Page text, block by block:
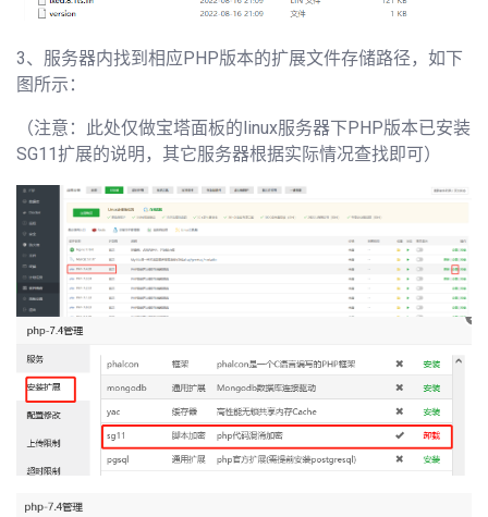
3、服务器内找到相应PHP版本的扩展文件存储路径，如下
图所示：
（注意：此处仅做宝塔面板的linux服务器下PHP版本已安装
SG11扩展的说明，其它服务器根据实际情况查找即可）